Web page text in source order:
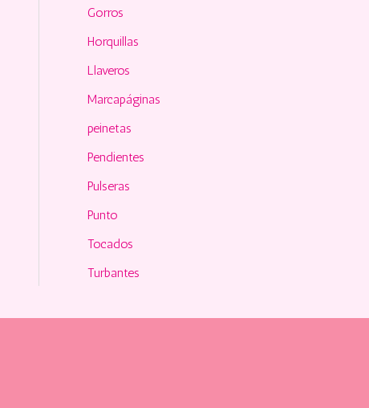
Gorros
Horquillas
Llaveros
Marcapáginas
peinetas
Pendientes
Pulseras
Punto
Tocados
Turbantes